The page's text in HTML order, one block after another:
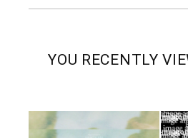
YOU RECENTLY